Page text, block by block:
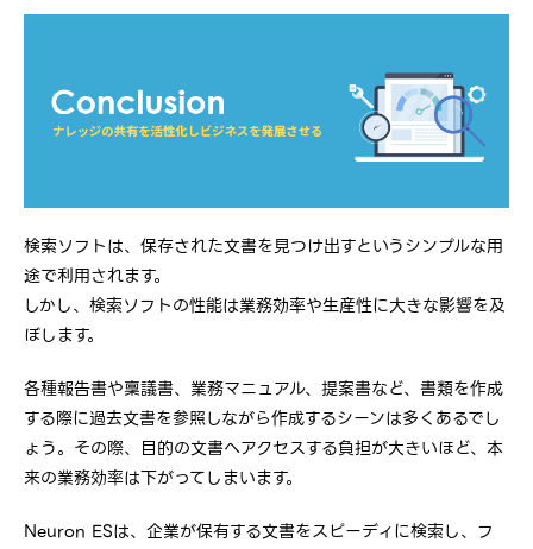
検索ソフトは、保存された文書を見つけ出すというシンプルな用
途で利用されます。
しかし、検索ソフトの性能は業務効率や生産性に大きな影響を及
ぼします。
各種報告書や稟議書、業務マニュアル、提案書など、書類を作成
する際に過去文書を参照しながら作成するシーンは多くあるでし
ょう。その際、目的の文書へアクセスする負担が大きいほど、本
来の業務効率は下がってしまいます。
Neuron ESは、企業が保有する文書をスピーディに検索し、フ